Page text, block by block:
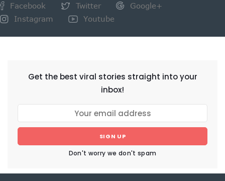
Facebook Twitter
Google+
Instagram
Youtube
Get the best viral stories straight into your
inbox!
SIGN UP
Don't worry we don't spam